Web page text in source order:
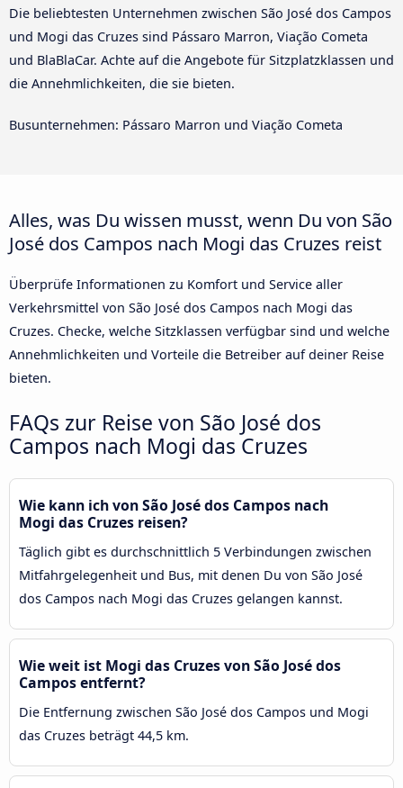
Die beliebtesten Unternehmen zwischen São José dos Campos
und Mogi das Cruzes sind Pássaro Marron, Viação Cometa
und BlaBlaCar. Achte auf die Angebote für Sitzplatzklassen und
die Annehmlichkeiten, die sie bieten.
Busunternehmen: Pássaro Marron und Viação Cometa
Alles, was Du wissen musst, wenn Du von São
José dos Campos nach Mogi das Cruzes reist
Überprüfe Informationen zu Komfort und Service aller
Verkehrsmittel von São José dos Campos nach Mogi das
Cruzes. Checke, welche Sitzklassen verfügbar sind und welche
Annehmlichkeiten und Vorteile die Betreiber auf deiner Reise
bieten.
FAQs zur Reise von São José dos
Campos nach Mogi das Cruzes
Wie kann ich von São José dos Campos nach
Mogi das Cruzes reisen?
Täglich gibt es durchschnittlich 5 Verbindungen zwischen
Mitfahrgelegenheit und Bus, mit denen Du von São José
dos Campos nach Mogi das Cruzes gelangen kannst.
Wie weit ist Mogi das Cruzes von São José dos
Campos entfernt?
Die Entfernung zwischen São José dos Campos und Mogi
das Cruzes beträgt 44,5 km.